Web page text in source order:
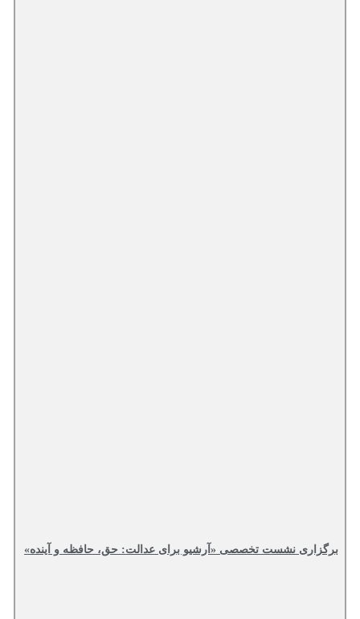
برگزاری نشست تخصصی «آرشیو برای عدالت: حق، حافظه و آینده»